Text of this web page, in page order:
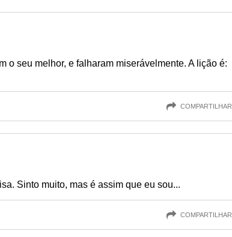
o seu melhor, e falharam miserávelmente. A lição é:
COMPARTILHAR
Sinto muito, mas é assim que eu sou...
COMPARTILHAR